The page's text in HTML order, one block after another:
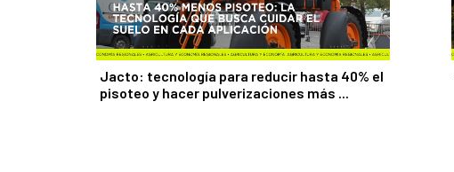
Jacto: tecnología para reducir hasta 40% el
pisoteo y hacer pulverizaciones más ...